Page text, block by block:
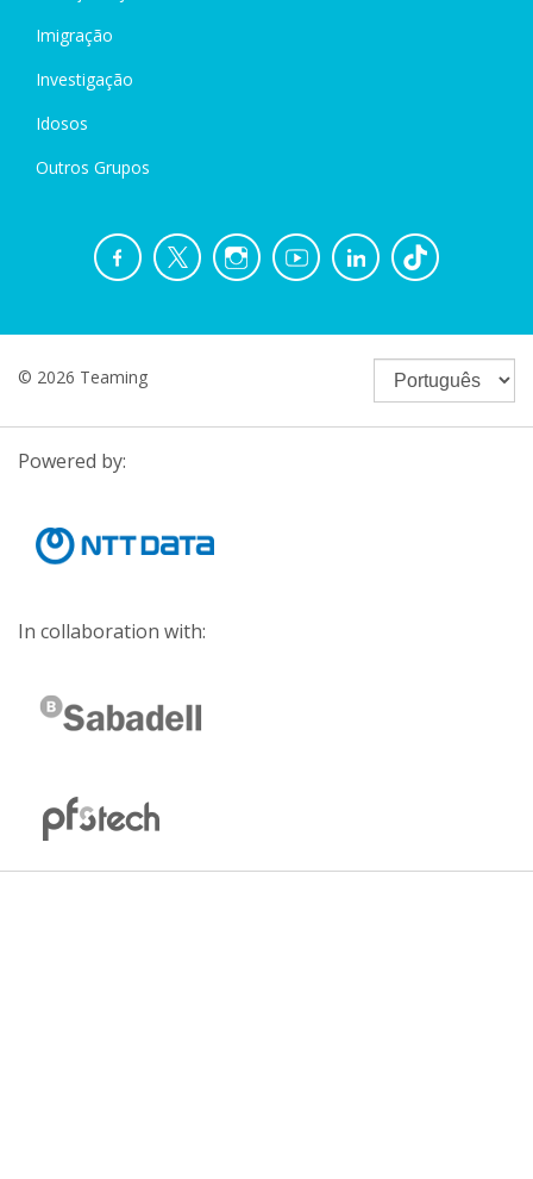
Imigração
Investigação
Idosos
Outros Grupos
© 2026 Teaming
Powered by:
In collaboration with: